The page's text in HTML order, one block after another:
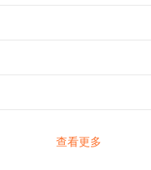
查看更多